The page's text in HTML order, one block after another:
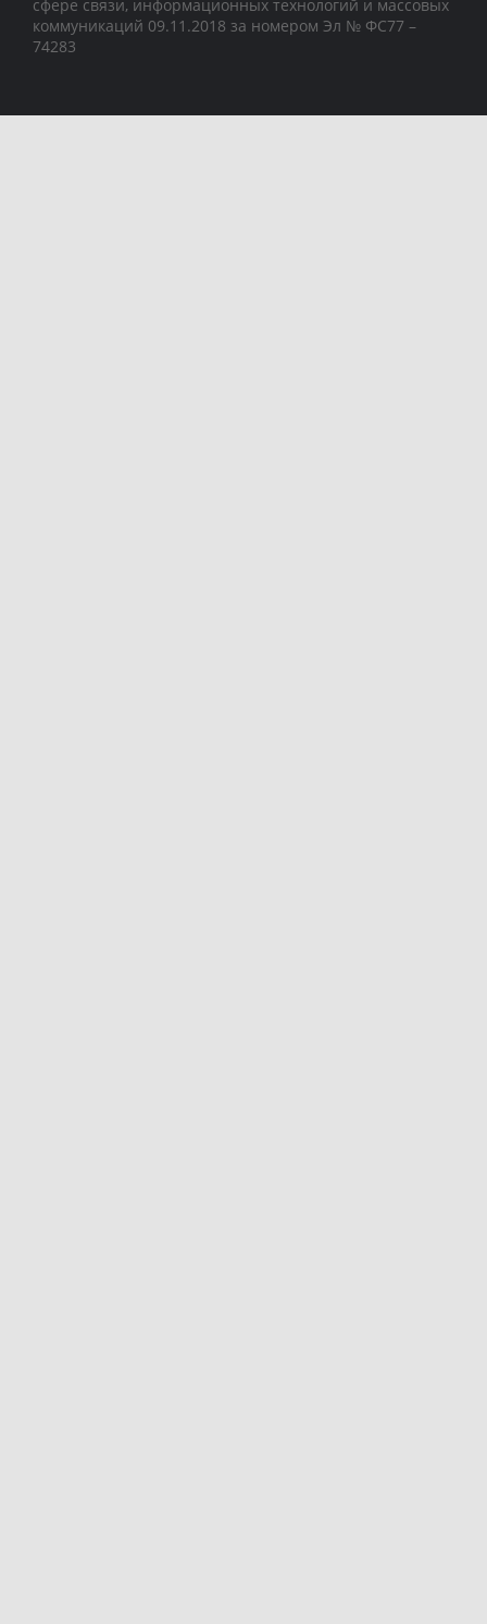
сфере связи, информационных технологий и массовых
коммуникаций 09.11.2018 за номером Эл № ФС77 –
74283